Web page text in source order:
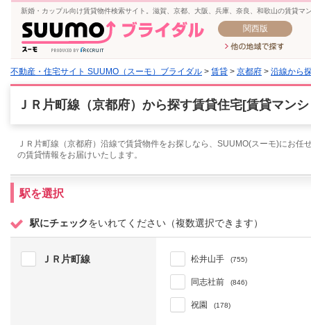
新婚・カップル向け賃貸物件検索サイト。滋賀、京都、大阪、兵庫、奈良、和歌山の賃貸マ
関西版
不動産・住宅サイト SUUMO（スーモ）ブライダル > 賃貸 > 京都府 > 沿線から
ＪＲ片町線（京都府）から探す賃貸住宅[賃貸マン
ＪＲ片町線（京都府）沿線で賃貸物件をお探しなら、SUUMO(スーモ)にお
の賃貸情報をお届けいたします。
駅を選択
駅にチェックをいれてください（複数選択できます）
ＪＲ片町線 松井山手 (755)
同志社前 (846)
祝園 (178)